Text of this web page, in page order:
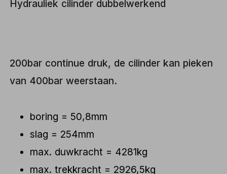
Hydrauliek cilinder dubbelwerkend
200bar continue druk, de cilinder kan pieken
van 400bar weerstaan.
boring = 50,8mm
slag = 254mm
max. duwkracht = 4281kg
max. trekkracht = 2926,5kg